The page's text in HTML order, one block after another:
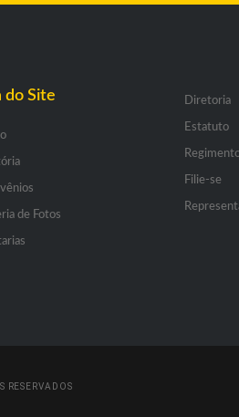
do Site
de Fotos
Diretoria
Estatuto
Filie-se
RESERVADOS